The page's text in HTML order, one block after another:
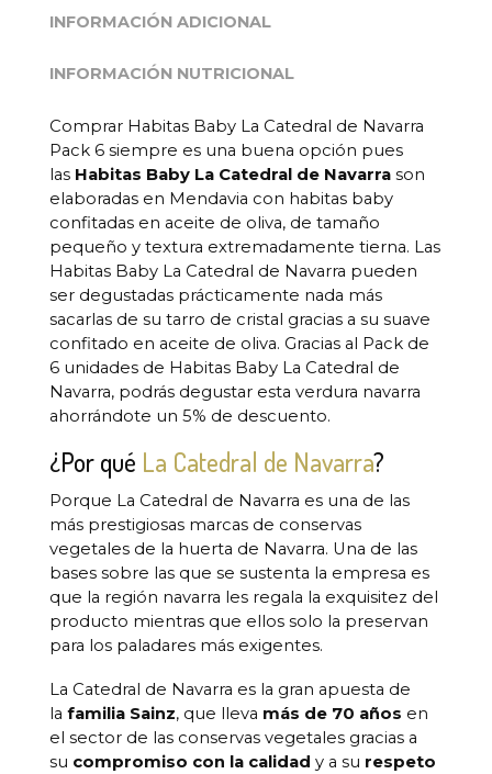
INFORMACIÓN ADICIONAL
INFORMACIÓN NUTRICIONAL
Comprar Habitas Baby La Catedral de Navarra
Pack 6 siempre es una buena opción pues
las Habitas Baby La Catedral de Navarra son
elaboradas en Mendavia con habitas baby
confitadas en aceite de oliva, de tamaño
pequeño y textura extremadamente tierna. Las
Habitas Baby La Catedral de Navarra pueden
ser degustadas prácticamente nada más
sacarlas de su tarro de cristal gracias a su suave
confitado en aceite de oliva. Gracias al Pack de
6 unidades de Habitas Baby La Catedral de
Navarra, podrás degustar esta verdura navarra
ahorrándote un 5% de descuento.
¿Por qué La Catedral de Navarra?
Porque La Catedral de Navarra es una de las
más prestigiosas marcas de conservas
vegetales de la huerta de Navarra. Una de las
bases sobre las que se sustenta la empresa es
que la región navarra les regala la exquisitez del
producto mientras que ellos solo la preservan
para los paladares más exigentes.
La Catedral de Navarra es la gran apuesta de
la familia Sainz, que lleva más de 70 años en
el sector de las conservas vegetales gracias a
su compromiso con la calidad y a su respeto